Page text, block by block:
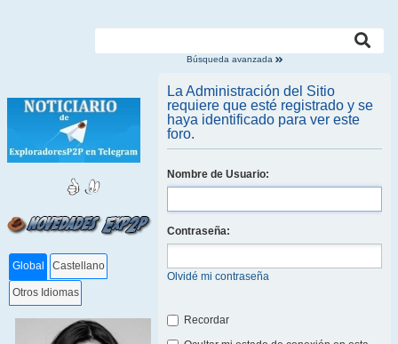
Búsqueda avanzada
Global Castellano
Otros Idiomas
La Administración del Sitio
requiere que esté registrado y se
haya identificado para ver este
foro.
Nombre de Usuario:
Contraseña:
Olvidé mi contraseña
Recordar